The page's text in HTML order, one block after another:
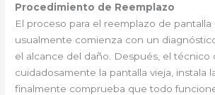
Procedimiento de Reemplazo
El proceso para el reemplazo de
usualmente comienza con un
el alcance del daño. Después, el técnico
cuidadosamente la pantalla vieja, instala
finalmente comprueba que todo